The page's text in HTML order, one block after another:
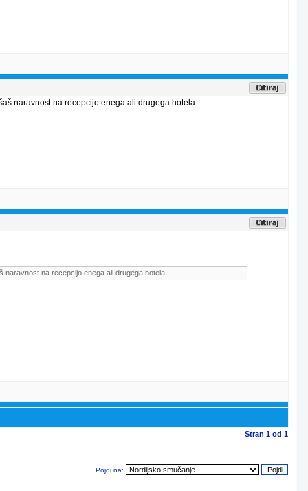
naravnost na recepcijo enega ali drugega hotela.
na recepcijo enega ali drugega hotela.
Stran 1 od 1
Pojdi na: